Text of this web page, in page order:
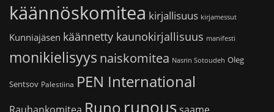
käännöskomitea kirjallisuus kirjamessut
Kunniajäsen käännetty kaunokirjallisuus manifesti
monikielisyys naiskomitea Nasrin Sotoudeh Oleg
Sentsov Palestiina PEN International
Runo runous